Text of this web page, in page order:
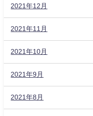
2021年12月
2021年11月
2021年10月
2021年9月
2021年8月